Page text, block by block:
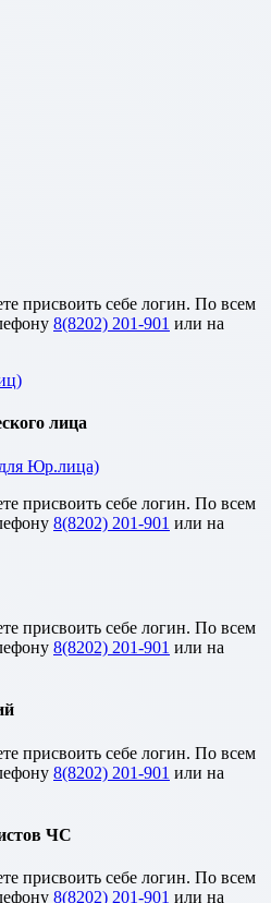
присвоить себе логин. По всем
8(8202) 201-901 или на
лица
Юр.лица)
присвоить себе логин. По всем
8(8202) 201-901 или на
присвоить себе логин. По всем
8(8202) 201-901 или на
присвоить себе логин. По всем
8(8202) 201-901 или на
ЧС
присвоить себе логин. По всем
8(8202) 201-901 или на